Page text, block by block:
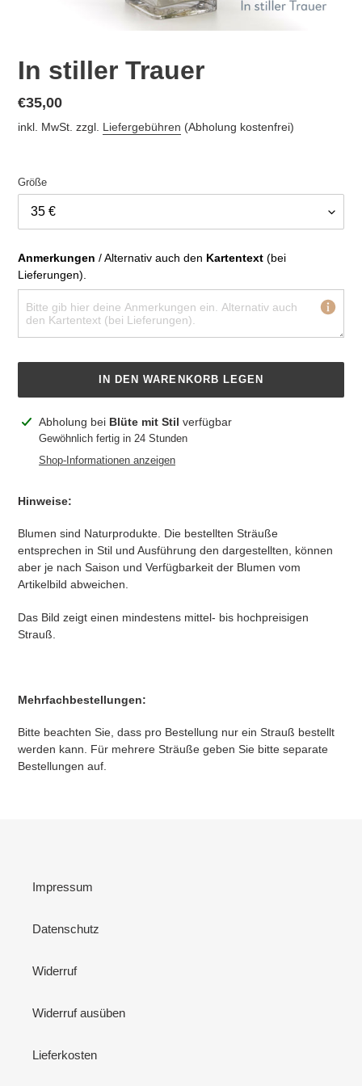
In stiller Trauer
Normaler
Preis
€35,00
inkl. MwSt. zzgl. Liefergebühren (Abholung kostenfrei)
Größe
Anmerkungen / Alternativ auch den Kartentext (bei
Lieferungen).
IN DEN WARENKORB LEGEN
ProduktAbholung bei Blüte mit Stil verfügbar
Gewöhnlich fertig in 24 Stunden
Shop-Informationen anzeigen
Hinweise:
Blumen sind Naturprodukte. Die bestellten Sträuße
entsprechen in Stil und Ausführung den dargestellten, können
aber je nach Saison und Verfügbarkeit der Blumen vom
Artikelbild abweichen.
Das Bild zeigt einen mindestens mittel- bis hochpreisigen
Strauß.
Mehrfachbestellungen:
Bitte beachten Sie, dass pro Bestellung nur ein Strauß bestellt
werden kann. Für mehrere Sträuße geben Sie bitte separate
Bestellungen auf.
Impressum
Datenschutz
Widerruf
Widerruf ausüben
Lieferkosten